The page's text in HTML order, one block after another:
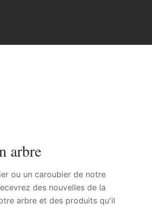
arbre
ou un caroubier de notre
des nouvelles de la
arbre et des produits qu'il